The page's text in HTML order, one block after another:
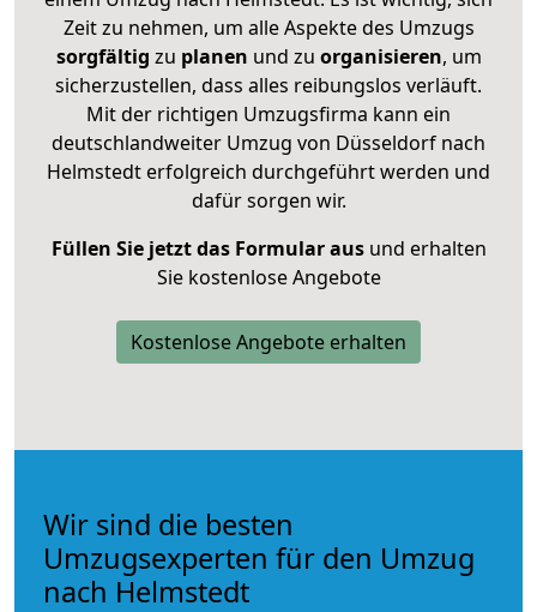
Zeit zu nehmen, um alle Aspekte des Umzugs
sorgfältig zu planen und zu organisieren, um
sicherzustellen, dass alles reibungslos verläuft.
Mit der richtigen Umzugsfirma kann ein
deutschlandweiter Umzug von Düsseldorf nach
Helmstedt erfolgreich durchgeführt werden und
dafür sorgen wir.
Füllen Sie jetzt das Formular ausund erhalten
Sie kostenlose Angebote
Kostenlose Angebote erhalten
Wir sind die besten
Umzugsexperten für den Umzug
nach Helmstedt